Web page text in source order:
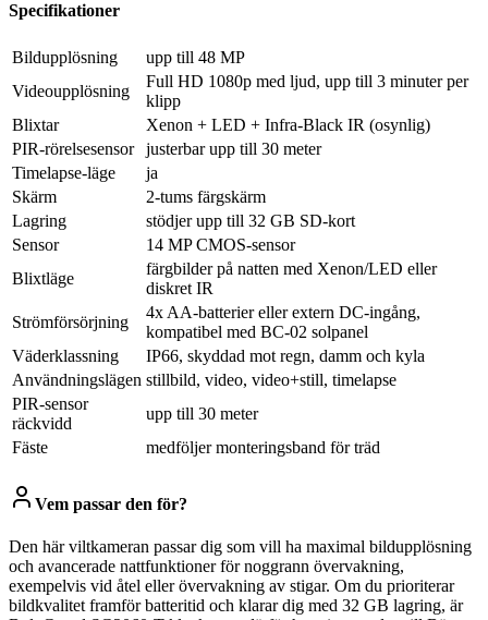
Specifikationer
Bildupplösning
upp till 48 MP
Videoupplösning
Full HD 1080p med ljud, upp till 3 minuter per
klipp
Blixtar
Xenon + LED + Infra-Black IR (osynlig)
PIR-rörelsesensor
justerbar upp till 30 meter
Timelapse-läge
ja
Skärm
2-tums färgskärm
Lagring
stödjer upp till 32 GB SD-kort
Sensor
14 MP CMOS-sensor
Blixtläge
färgbilder på natten med Xenon/LED eller
diskret IR
Strömförsörjning
4x AA-batterier eller extern DC-ingång,
kompatibel med BC-02 solpanel
Väderklassning
IP66, skyddad mot regn, damm och kyla
Användningslägen stillbild, video, video+still, timelapse
PIR-sensor
räckvidd
upp till 30 meter
Fäste
medföljer monteringsband för träd
Vem passar den för?
Den här viltkameran passar dig som vill ha maximal bildupplösning
och avancerade nattfunktioner för noggrann övervakning,
exempelvis vid åtel eller övervakning av stigar. Om du prioriterar
bildkvalitet framför batteritid och klarar dig med 32 GB lagring, är